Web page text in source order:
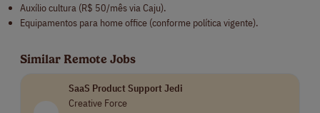
Auxílio cultura (R$ 50/mês via Caju).
Equipamentos para home office (conforme política vigente).
Similar Remote Jobs
SaaS Product Support Jedi
Creative Force